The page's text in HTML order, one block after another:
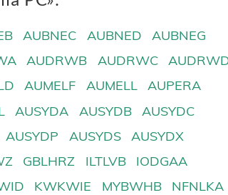
AUBNEC AUBNED
AUBNEG
AUDRWB AUDRWC
AUMELF AUMELL
AUPERA
AUSYDA AUSYDB
AUSYDC
AUSYDP AUSYDS
AUSYDX
GBLHRZ ILTLVB
IODGAA
KWKWIE MYBWHB
NFNLKA